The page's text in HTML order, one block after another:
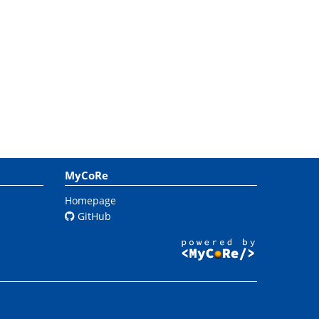
MyCoRe
Homepage
GitHub